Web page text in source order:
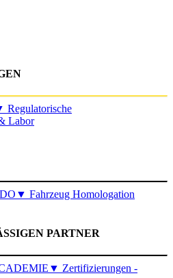
Regulatorische
Labor
▼ Fahrzeug Homologation
PARTNER
▼ Zertifizierungen -